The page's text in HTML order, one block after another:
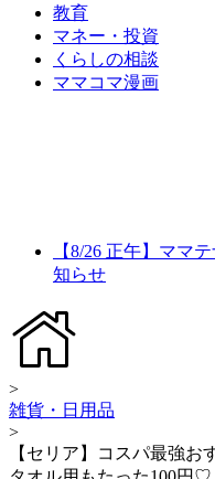
教育
マネー・投資
くらしの相談
ママコマ漫画
【8/26 正午】ママ
知らせ
>
雑貨・日用品
>
【セリア】コスパ最強お